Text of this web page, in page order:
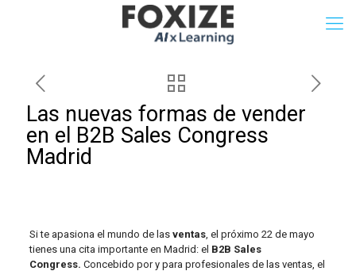
Las nuevas formas de vender
en el B2B Sales Congress
Madrid
Si te apasiona el mundo de las ventas, el próximo 22 de mayo
tienes una cita importante en Madrid: el B2B Sales
Congress. Concebido por y para profesionales de las ventas, el